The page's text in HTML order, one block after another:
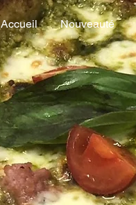
Accueil Nouveauté